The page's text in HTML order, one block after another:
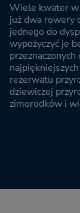
Wiele kwater w
już dwa rowery
jednego do
wypożyczyć je
rezerwatu
dziewiczej
zimorodków i